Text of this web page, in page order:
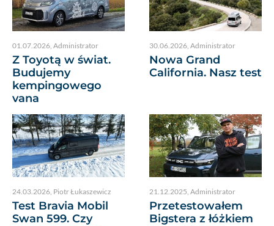
01.07.2026 Administrator
Z Toyotą w świat.
Budujemy
kempingowego
vana
30.06.2026 Administrator
Nowa Grand
California. Nasz test
24.03.2026, Piotr Łukaszewicz
Test Bravia Mobil
Swan 599. Czy
21.12.2025, Administrator
Przetestowałem
Bigstera z łóżkiem